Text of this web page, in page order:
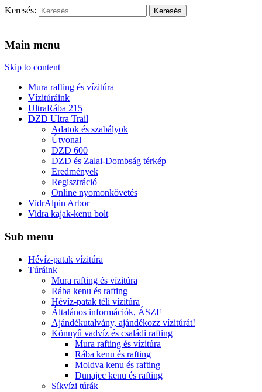
Keresés:
Main menu
Skip to content
Mura rafting és vízitúra
Vízitúráink
UltraRába 215
DZD Ultra Trail
Adatok és szabályok
Útvonal
DZD 600
DZD és Zalai-Dombság térkép
Eredmények
Regisztráció
Online nyomonkövetés
VidrAlpin Arbor
Vidra kajak-kenu bolt
Sub menu
Hévíz-patak vízitúra
Túráink
Mura rafting és vízitúra
Rába kenu és rafting
Hévíz-patak téli vízitúra
Általános információk, ÁSZF
Ajándékutalvány, ajándékozz vízitúrát!
Könnyű vadvíz és családi rafting
Mura rafting és vízitúra
Rába kenu és rafting
Moldva kenu és rafting
Dunajec kenu és rafting
Síkvízi túrák